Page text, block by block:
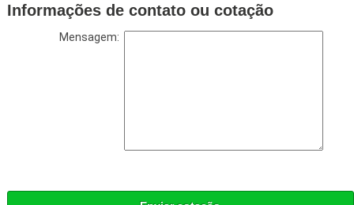
Informações de contato ou cotação
Mensagem: